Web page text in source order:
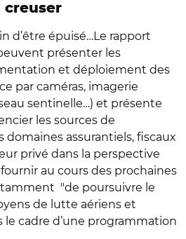
creuser
d’être épuisé…Le rapport
présenter les
et déploiement des
par caméras, imagerie
sentinelle…) et présente
les sources de
domaines assurantiels, fiscaux
privé dans la perspective
au cours des prochaines
"de poursuivre le
de lutte aériens et
cadre d’une programmation